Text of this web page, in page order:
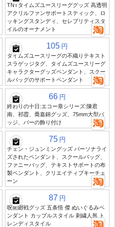
TNTタイムズユースリーググッズ 高透明
アクリルファンサポートスティック、ロ
ッキングスタンディ、セレブリティスタ
イルのオーナメント
105 円
タイムズユースリーグの不織りテキスト
スラゲッジタグ、タイムズユースリーグ
キャラクターグッズペンダント、スクー
ルバッグのサポートペンダント
66 円
終わりの十日:エコー章シリーズ:陳君
南、祁霞、喬嘉錦グッズ、75mm大型バ
ッジ、バーの飾り付け
75 円
チェン・ジュンミングッズ パーソナライ
ズされたペンダント、スクールバッグ、
ファニーバッグ、テキストサポートの布
製ペンダント、クリエイティブキーチェ
ーン
87 円
呪術廻戦グッズ 五条悟 傑 ぬいぐるみペ
ンダント カップルスタイル 刺繍人形 ト
レンディスタイル